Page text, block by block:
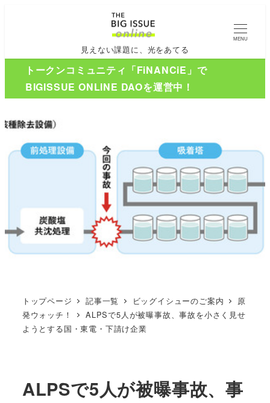
見えない課題に、光をあてる
MENU
トークンコミュニティ「FiNANCiE」で
BIGISSUE ONLINE DAOを運営中！
トップページ 記事一覧 ビッグイシューのご案内
原
発ウォッチ！
ALPSで5人が被曝事故、事故を小さく見せ
ようとする国・東電・下請け企業
ALPSで5人が被曝事故、事